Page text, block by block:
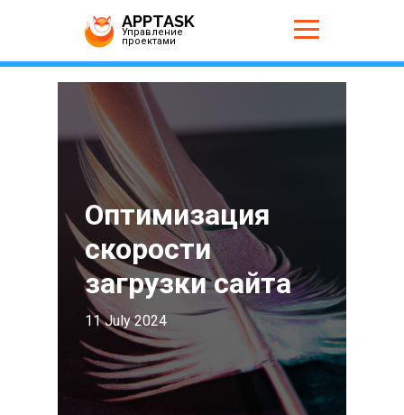
APPTASK
Управление
проектами
Оптимизация
скорости
загрузки сайта
11 July 2024